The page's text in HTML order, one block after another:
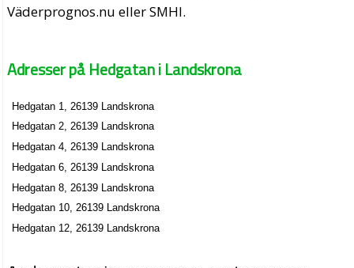
Väderprognos.nu eller SMHI.
Adresser på Hedgatan i Landskrona
Hedgatan 1, 26139 Landskrona
Hedgatan 2, 26139 Landskrona
Hedgatan 4, 26139 Landskrona
Hedgatan 6, 26139 Landskrona
Hedgatan 8, 26139 Landskrona
Hedgatan 10, 26139 Landskrona
Hedgatan 12, 26139 Landskrona